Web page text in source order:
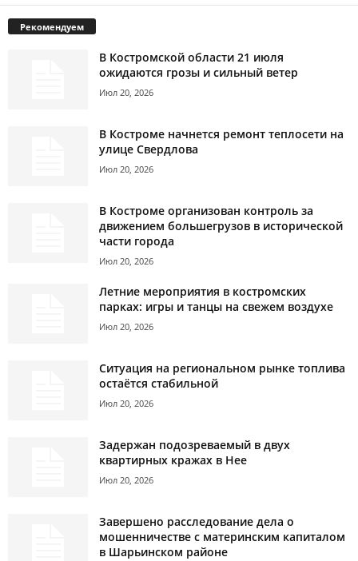
Рекомендуем
В Костромской области 21 июля
ожидаются грозы и сильный ветер
Июл 20, 2026
В Костроме начнется ремонт теплосети на
улице Свердлова
Июл 20, 2026
В Костроме организован контроль за
движением большегрузов в исторической
части города
Июл 20, 2026
Летние мероприятия в костромских
парках: игры и танцы на свежем воздухе
Июл 20, 2026
Ситуация на региональном рынке топлива
остаётся стабильной
Июл 20, 2026
Задержан подозреваемый в двух
квартирных кражах в Нее
Июл 20, 2026
Завершено расследование дела о
мошенничестве с материнским капиталом
в Шарьинском районе